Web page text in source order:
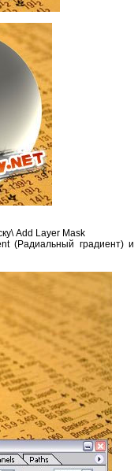
Add Layer Mask
(Радиальный градиент) и